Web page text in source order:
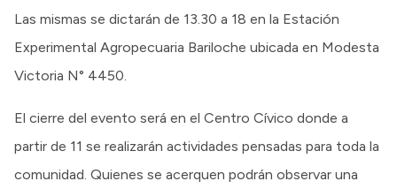
Las mismas se dictarán de 13.30 a 18 en la Estación
Experimental Agropecuaria Bariloche ubicada en Modesta
Victoria N° 4450.
El cierre del evento será en el Centro Cívico donde a
partir de 11 se realizarán actividades pensadas para toda la
comunidad. Quienes se acerquen podrán observar una